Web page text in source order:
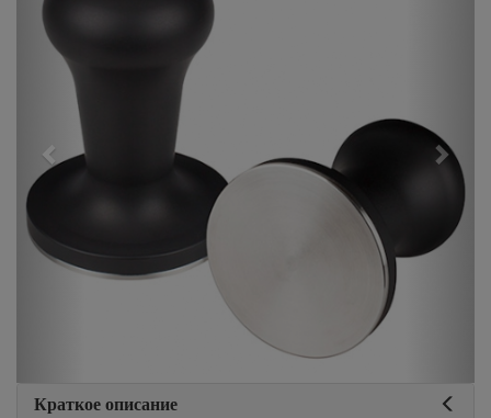
Краткое описание